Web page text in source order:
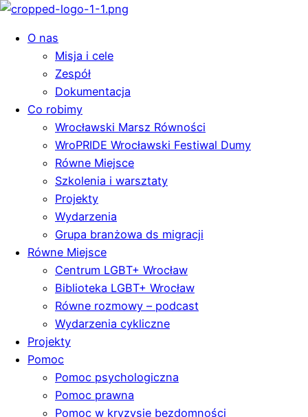
O nas
Misja i cele
Zespół
Dokumentacja
Co robimy
Wrocławski Marsz Równości
WroPRIDE Wrocławski Festiwal Dumy
Równe Miejsce
Szkolenia i warsztaty
Projekty
Wydarzenia
Grupa branżowa ds migracji
Równe Miejsce
Centrum LGBT+ Wrocław
Biblioteka LGBT+ Wrocław
Równe rozmowy – podcast
Wydarzenia cykliczne
Projekty
Pomoc
Pomoc psychologiczna
Pomoc prawna
Pomoc w kryzysie bezdomności